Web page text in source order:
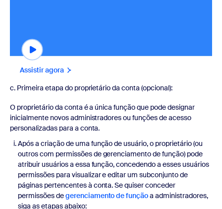
c. Primeira etapa do proprietário da conta (opcional):
O proprietário da conta é a única função que pode designar
inicialmente novos administradores ou funções de acesso
personalizadas para a conta.
Após a criação de uma função de usuário, o proprietário (ou
outros com permissões de gerenciamento de função) pode
atribuir usuários a essa função, concedendo a esses usuários
permissões para visualizar e editar um subconjunto de
páginas pertencentes à conta. Se quiser conceder
permissões degerenciamento de funçãoa administradores,
siga as etapas abaixo:
Assistir agora